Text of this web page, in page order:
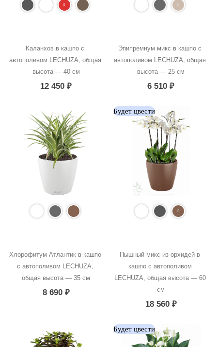
Каланхоэ в кашпо с
автополивом LECHUZA, общая
высота — 40 см
12 450₽
Эпипремнум микс в кашпо с
автополивом LECHUZA, общая
высота — 25 см
6 510₽
Хлорофитум Атлантик в кашпо
с автополивом LECHUZA,
общая высота — 35 см
8 690 ₽
Будет цвести
Пышный микс из орхидей в
кашпо с автополивом
LECHUZA, общая высота — 60
см
18 560 ₽
Будет цвести